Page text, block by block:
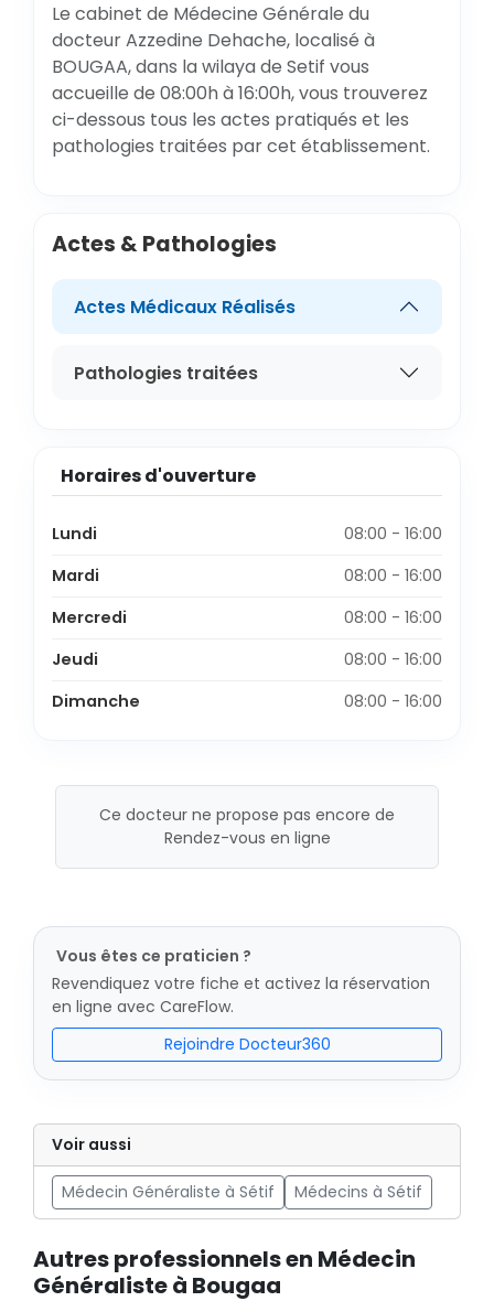
Le cabinet de Médecine Générale du
docteur Azzedine Dehache, localisé à
BOUGAA, dans la wilaya de Setif vous
accueille de 08:00h à 16:00h, vous trouverez
ci-dessous tous les actes pratiqués et les
pathologies traitées par cet établissement.
Actes & Pathologies
Actes Médicaux Réalisés
Pathologies traitées
Horaires d'ouverture
Lundi
08:00 - 16:00
Mardi
08:00 - 16:00
Mercredi
08:00 - 16:00
Jeudi
08:00 - 16:00
Dimanche
08:00 - 16:00
Ce docteur ne propose pas encore de
Rendez-vous en ligne
Vous êtes ce praticien ?
Revendiquez votre fiche et activez la réservation
en ligne avec CareFlow.
Rejoindre Docteur360
Voir aussi
Médecin Généraliste à Sétif Médecins à Sétif
Autres professionnels en Médecin
Généraliste à Bougaa